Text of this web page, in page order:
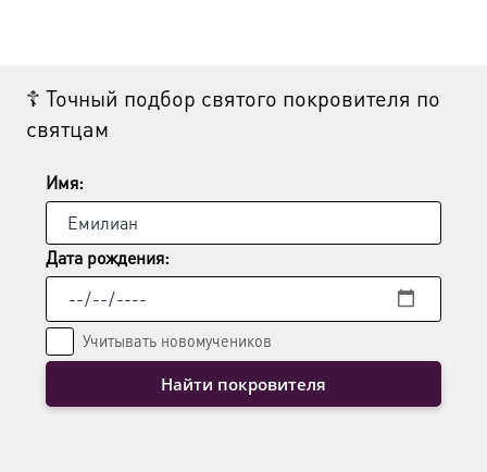
☦ Точный подбор святого покровителя по
святцам
Имя:
Дата рождения:
Учитывать новомучеников
Найти покровителя